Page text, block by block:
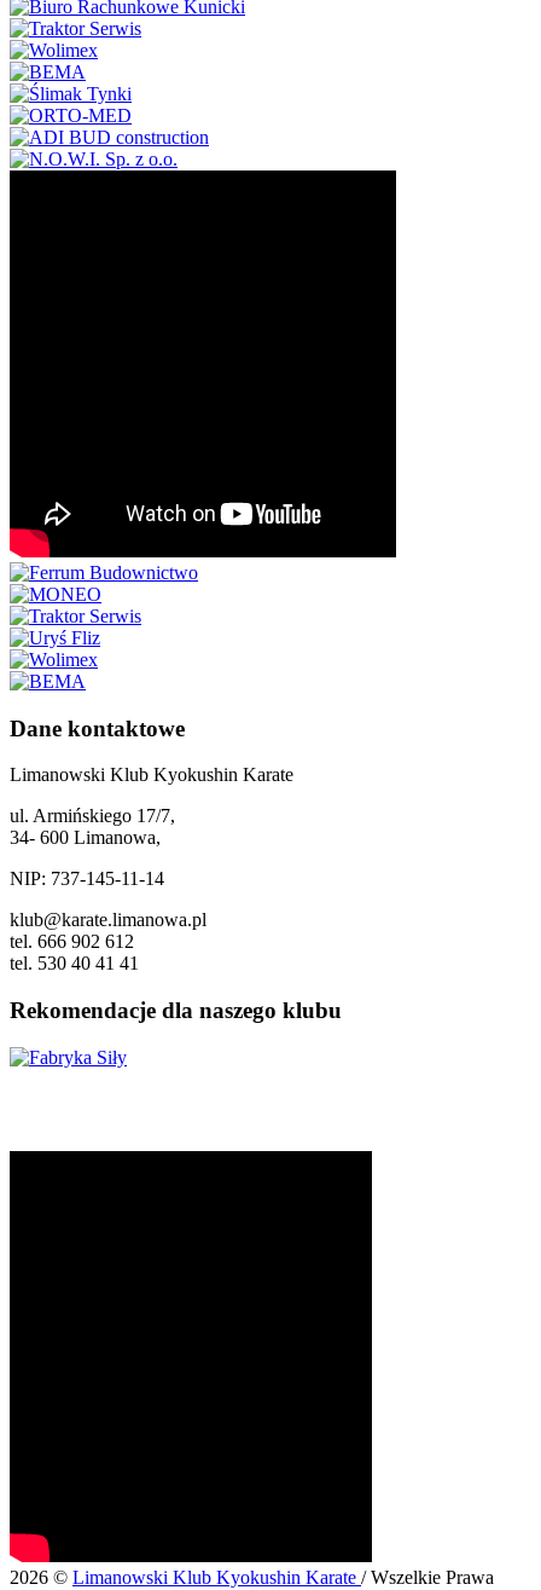
Dane kontaktowe
Limanowski Klub Kyokushin Karate
ul. Armińskiego 17/7,
34- 600 Limanowa,
NIP: 737-145-11-14
klub@karate.limanowa.pl
tel. 666 902 612
tel. 530 40 41 41
Rekomendacje dla naszego klubu
2026 © Limanowski Klub Kyokushin Karate / Wszelkie Prawa